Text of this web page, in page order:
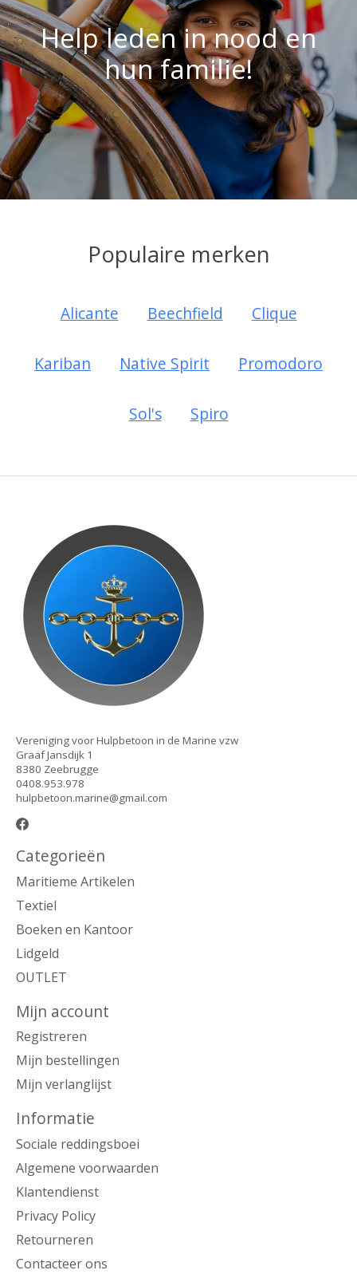
Help leden in nood en
hun familie!
Populaire merken
Alicante Beechfield Clique
Kariban Native Spirit Promodoro
Sol's Spiro
Vereniging voor Hulpbetoon in de Marine vzw
Graaf Jansdijk 1
8380 Zeebrugge
0408.953.978
hulpbetoon.marine@gmail.com
Categorieën
Maritieme Artikelen
Textiel
Boeken en Kantoor
Lidgeld
OUTLET
Mijn account
Registreren
Mijn bestellingen
Mijn verlanglijst
Informatie
Sociale reddingsboei
Algemene voorwaarden
Klantendienst
Privacy Policy
Retourneren
Contacteer ons